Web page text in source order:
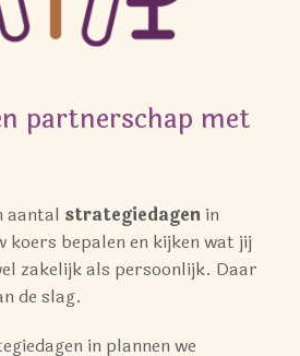
partnerschap met
aantal strategiedagen in
koers bepalen en kijken wat jij
zakelijk als persoonlijk. Daar
de slag.
in plannen we